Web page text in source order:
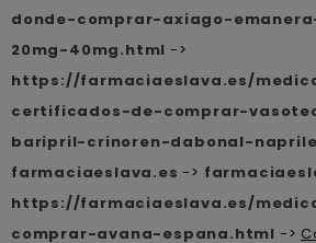
donde-comprar-axiago-
20mg-40mg.html ->
https://farmaciaeslava.es/
certificados-de-comprar-
baripril-crinoren-dabonal-
farmaciaeslava.es ->
https://farmaciaeslava.es/
comprar-avana-espana.html ->